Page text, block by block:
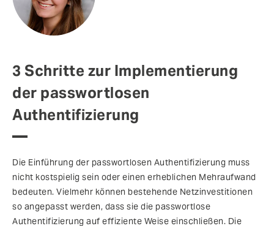
3 Schritte zur Implementierung
der passwortlosen
Authentifizierung
Die Einführung der passwortlosen Authentifizierung muss
nicht kostspielig sein oder einen erheblichen Mehraufwand
bedeuten. Vielmehr können bestehende Netzinvestitionen
so angepasst werden, dass sie die passwortlose
Authentifizierung auf effiziente Weise einschließen. Die